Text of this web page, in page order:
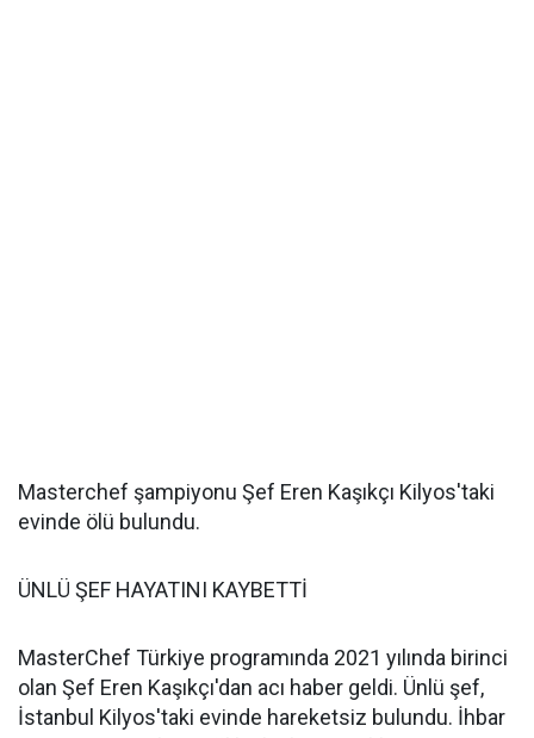
Masterchef şampiyonu Şef Eren Kaşıkçı Kilyos'taki
evinde ölü bulundu.
ÜNLÜ ŞEF HAYATINI KAYBETTİ
MasterChef Türkiye programında 2021 yılında birinci
olan Şef Eren Kaşıkçı'dan acı haber geldi. Ünlü şef,
İstanbul Kilyos'taki evinde hareketsiz bulundu. İhbar